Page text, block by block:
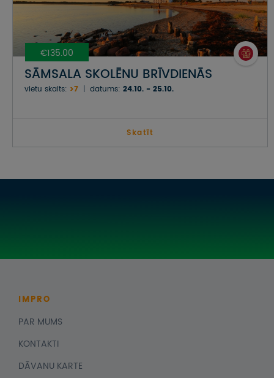
€135.00
SĀMSALA SKOLĒNU BRĪVDIENĀS
vietu skaits: >7 datums: 24.10. - 25.10.
Skatīt
IMPRO
PAR MUMS
KONTAKTI
DĀVANU KARTE